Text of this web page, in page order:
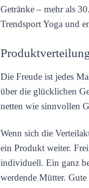
Getränke – mehr als
Trendsport Yoga und
Die Freude ist jedes
über die glücklichen
netten wie sinnvollen
Wenn sich die
ein Produkt weiter.
individuell. Ein ganz
werdende Mütter.